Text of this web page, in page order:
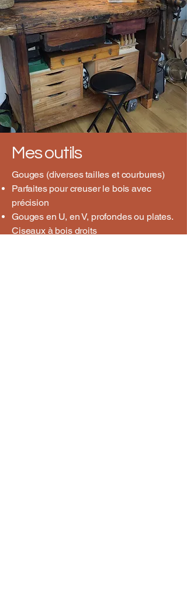
Mes outils
Gouges (diverses tailles et courbures)
Parfaites pour creuser le bois avec
précision
Gouges en U, en V, profondes ou plates.
Ciseaux à bois droits